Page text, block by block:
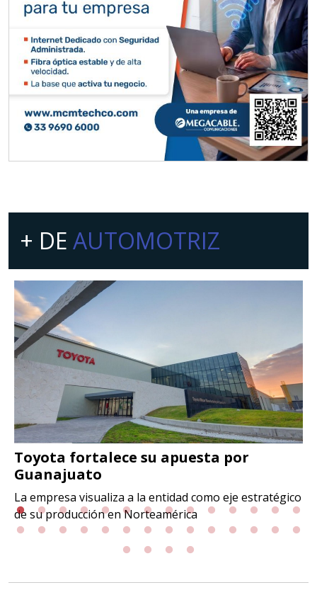
+ DE AUTOMOTRIZ
Toyota fortalece su apuesta por
Guanajuato
La empresa visualiza a la entidad como eje estratégico
de su producción en Norteamérica